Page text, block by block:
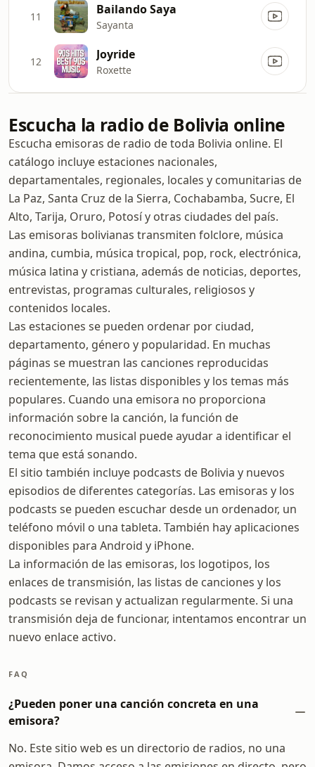
11 Bailando Saya
Sayanta
12 Joyride
Roxette
Escucha la radio de Bolivia online
Escucha emisoras de radio de toda Bolivia online. El
catálogo incluye estaciones nacionales,
departamentales, regionales, locales y comunitarias de
La Paz, Santa Cruz de la Sierra, Cochabamba, Sucre, El
Alto, Tarija, Oruro, Potosí y otras ciudades del país.
Las emisoras bolivianas transmiten folclore, música
andina, cumbia, música tropical, pop, rock, electrónica,
música latina y cristiana, además de noticias, deportes,
entrevistas, programas culturales, religiosos y
contenidos locales.
Las estaciones se pueden ordenar por ciudad,
departamento, género y popularidad. En muchas
páginas se muestran las canciones reproducidas
recientemente, las listas disponibles y los temas más
populares. Cuando una emisora no proporciona
información sobre la canción, la función de
reconocimiento musical puede ayudar a identificar el
tema que está sonando.
El sitio también incluye podcasts de Bolivia y nuevos
episodios de diferentes categorías. Las emisoras y los
podcasts se pueden escuchar desde un ordenador, un
teléfono móvil o una tableta. También hay aplicaciones
disponibles para Android y iPhone.
La información de las emisoras, los logotipos, los
enlaces de transmisión, las listas de canciones y los
podcasts se revisan y actualizan regularmente. Si una
transmisión deja de funcionar, intentamos encontrar un
nuevo enlace activo.
FAQ
¿Pueden poner una canción concreta en una
emisora?
No. Este sitio web es un directorio de radios, no una